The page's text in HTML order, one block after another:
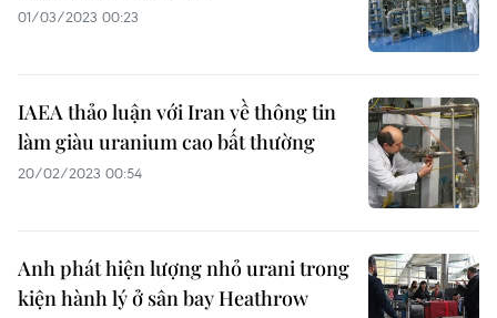
01/03/2023 00:23
IAEA thảo luận với Iran về thông tin
làm giàu uranium cao bất thường
20/02/2023 00:54
Anh phát hiện lượng nhỏ urani trong
kiện hành lý ở sân bay Heathrow